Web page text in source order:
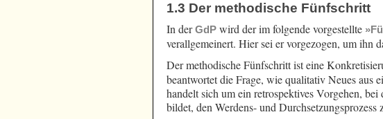
1.3 Der methodische Fünfschritt
In derGdP wird der im folgende vorgestellte
verallgemeinert. Hier sei er vorgezogen, um ihn
Der methodische Fünfschritt ist eine
beantwortet die Frage, wie qualitativ Neues aus
handelt sich um ein retrospektives Vorgehen,
bildet, den Werdens- und